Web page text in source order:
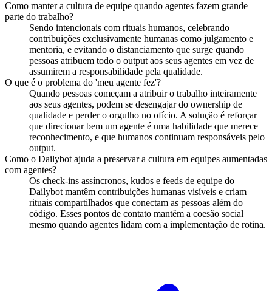
Como manter a cultura de equipe quando agentes fazem grande
parte do trabalho?
Sendo intencionais com rituais humanos, celebrando
contribuições exclusivamente humanas como julgamento e
mentoria, e evitando o distanciamento que surge quando
pessoas atribuem todo o output aos seus agentes em vez de
assumirem a responsabilidade pela qualidade.
O que é o problema do 'meu agente fez'?
Quando pessoas começam a atribuir o trabalho inteiramente
aos seus agentes, podem se desengajar do ownership de
qualidade e perder o orgulho no ofício. A solução é reforçar
que direcionar bem um agente é uma habilidade que merece
reconhecimento, e que humanos continuam responsáveis pelo
output.
Como o Dailybot ajuda a preservar a cultura em equipes aumentadas
com agentes?
Os check-ins assíncronos, kudos e feeds de equipe do
Dailybot mantêm contribuições humanas visíveis e criam
rituais compartilhados que conectam as pessoas além do
código. Esses pontos de contato mantêm a coesão social
mesmo quando agentes lidam com a implementação de rotina.